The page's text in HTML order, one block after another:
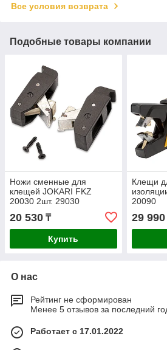
Все условия возврата
Подобные товары компании
Ножи сменные для
клещей JOKARI FKZ
20030 2шт. 29030
20 530 ₸
Купить
Клещи
20090
29 990
О нас
Рейтинг не сформирован
Менее 5 отзывов за последний
Работает с 17.01.2022